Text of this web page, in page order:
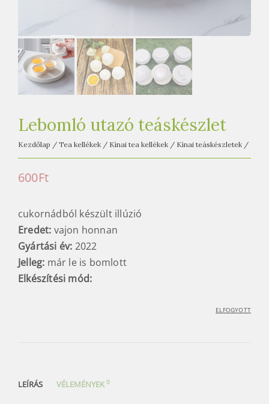
e
a
h
á
z
Lebomló utazó teáskészlet
Kezdőlap / Tea kellékek / Kínai tea kellékek / Kínai teáskészletek /
600Ft
cukornádból készült illúzió
Eredet: vajon honnan
Gyártási év: 2022
Jelleg: már le is bomlott
Elkészítési mód:
ELFOGYOTT
LEÍRÁS VÉLEMÉNYEK0